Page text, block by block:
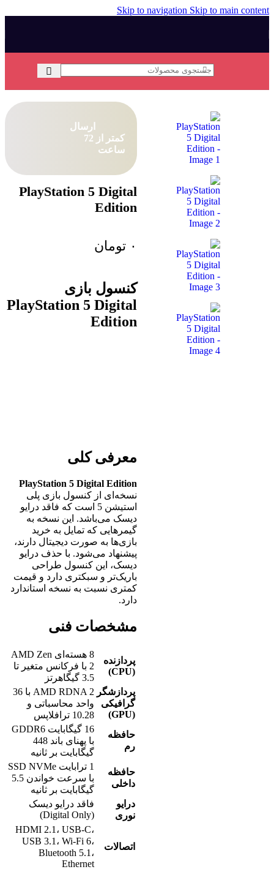
Skip to navigation Skip to main content
ارسال
کمتر از 72
ساعت
PlayStation 5 Digital
Edition
۰ تومان
کنسول بازی
PlayStation 5 Digital
Edition
معرفی کلی
PlayStation 5 Digital Edition
نسخه‌ای از کنسول بازی پلی
استیشن 5 است که فاقد درایو
دیسک می‌باشد. این نسخه به
گیمرهایی که تمایل به خرید
بازی‌ها به صورت دیجیتال دارند،
پیشنهاد می‌شود. با حذف درایو
دیسک، این کنسول طراحی
باریک‌تر و سبکتری دارد و قیمت
کمتری نسبت به نسخه استاندارد
دارد.
مشخصات فنی
پردازنده
(CPU)
8 هسته‌ای AMD Zen
2 با فرکانس متغیر تا
3.5 گیگاهرتز
پردازشگر
گرافیکی
(GPU)
AMD RDNA 2 با 36
واحد محاسباتی و
10.28 ترافلاپس
حافظه
رم
16 گیگابایت GDDR6
با پهنای باند 448
گیگابایت بر ثانیه
حافظه
داخلی
1 ترابایت SSD NVMe
با سرعت خواندن 5.5
گیگابایت بر ثانیه
درایو
نوری
فاقد درایو دیسک
(Digital Only)
اتصالات
HDMI 2.1، USB-C،
USB 3.1، Wi-Fi 6،
Bluetooth 5.1،
Ethernet